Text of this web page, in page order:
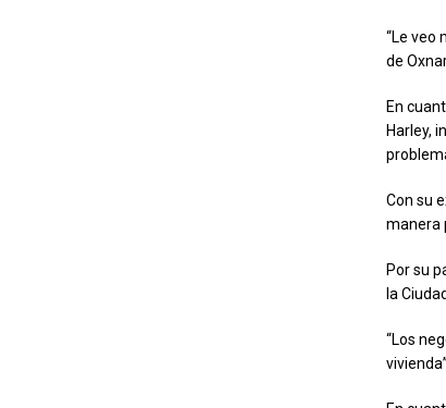
“Le veo
de
En
Harley,
Con su
manera
Por su
la Ciudad.
“Los